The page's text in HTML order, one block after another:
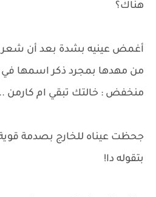
هناك؟
أغمض عينيه بشدة بعد أن شعر
من مهدها بمجرد ذكر اسمها
منخفض : خالتك تبقي ام كارمن
جحظت عيناه للخارج بصدمة قوية
بتقوله دا!